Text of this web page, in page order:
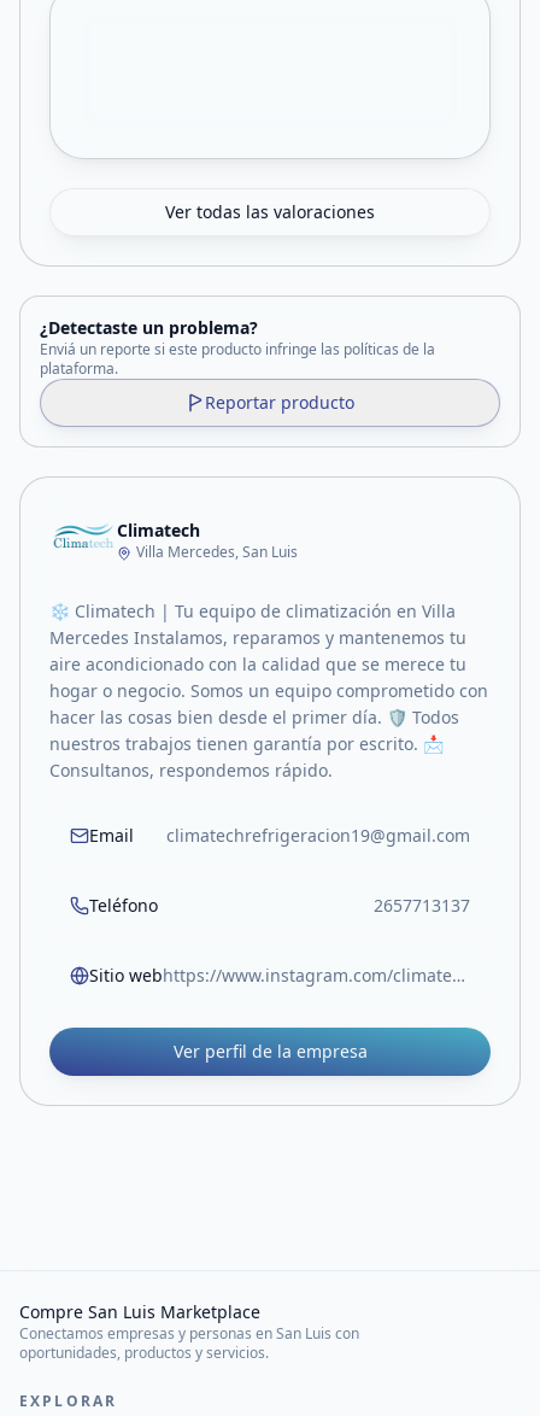
Ver todas las valoraciones
¿Detectaste un problema?
Enviá un reporte si este producto infringe las políticas de la
plataforma.
Reportar producto
Climatech
Villa Mercedes, San Luis
❄️ Climatech | Tu equipo de climatización en Villa
Mercedes Instalamos, reparamos y mantenemos tu
aire acondicionado con la calidad que se merece tu
hogar o negocio. Somos un equipo comprometido con
hacer las cosas bien desde el primer día. 🛡️ Todos
nuestros trabajos tienen garantía por escrito. 📩
Consultanos, respondemos rápido.
Email climatechrefrigeracion19@gmail.com
Teléfono 2657713137
Sitio web https://www.instagram.com/climatech.vm/
Ver perfil de la empresa
Compre San Luis Marketplace
Conectamos empresas y personas en San Luis con
oportunidades, productos y servicios.
EXPLORAR